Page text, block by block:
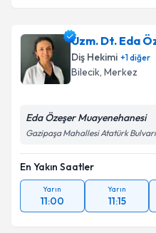
Uzm. Dt. Eda
Diş Hekimi +1diğer
Bilecik, Merkez
Eda Özeşer Muayenehanesi
Gazipaşa Mahallesi Atatürk
En Yakın Saatler
Yarın
11:00
Yarın
11:15